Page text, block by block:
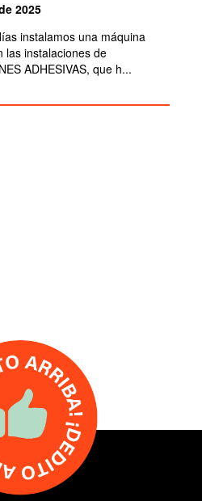
2025
instalamos una máquina
las instalaciones de
ADHESIVAS, que h...